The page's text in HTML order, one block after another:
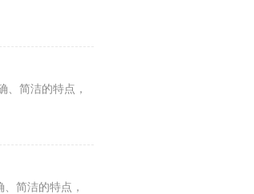
、简洁的特点，
简洁的特点，